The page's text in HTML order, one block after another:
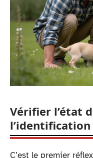
Vérifier l’état
C’est le premier